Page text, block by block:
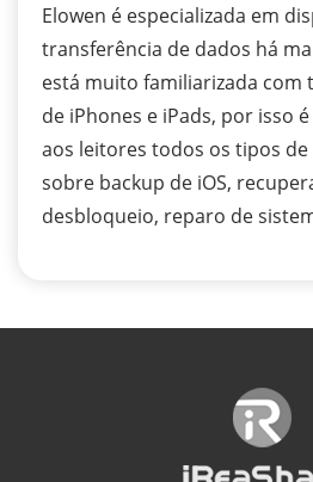
Elowen é especializada em
transferência de dados há
está muito familiarizada com
de iPhones e iPads, por isso
aos leitores todos os tipos de
sobre backup de iOS,
desbloqueio, reparo de